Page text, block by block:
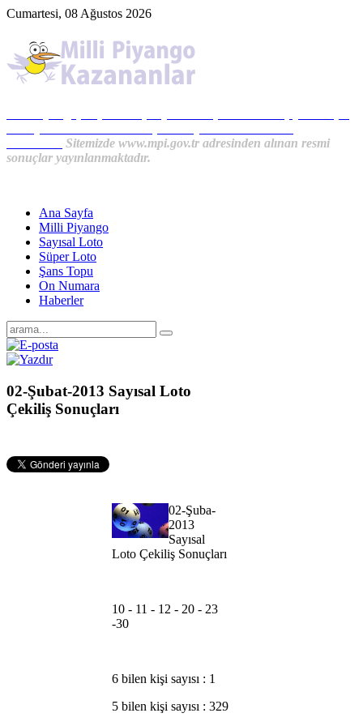
Cumartesi, 08 Ağustos 2026
Sitemizde www.mpi.gov.tr adresinden alınan resmi
sonuçlar yayınlanmaktadır.
Ana Sayfa
Milli Piyango
Sayısal Loto
Süper Loto
Şans Topu
On Numara
Haberler
02-Şubat-2013 Sayısal Loto
Çekiliş Sonuçları
02-Şuba-
2013
Sayısal
Loto Çekiliş Sonuçları
10 - 11 - 12 - 20 - 23
-30
6 bilen kişi sayısı : 1
5 bilen kişi sayısı : 329